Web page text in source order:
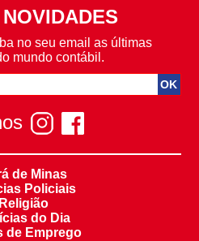
no seu email as últimas
mundo contábil.
de Minas
Policiais
Religião
do Dia
de Emprego